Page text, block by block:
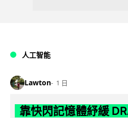
人工智能
Lawton 1 日
靠快閃記憶體紓緩